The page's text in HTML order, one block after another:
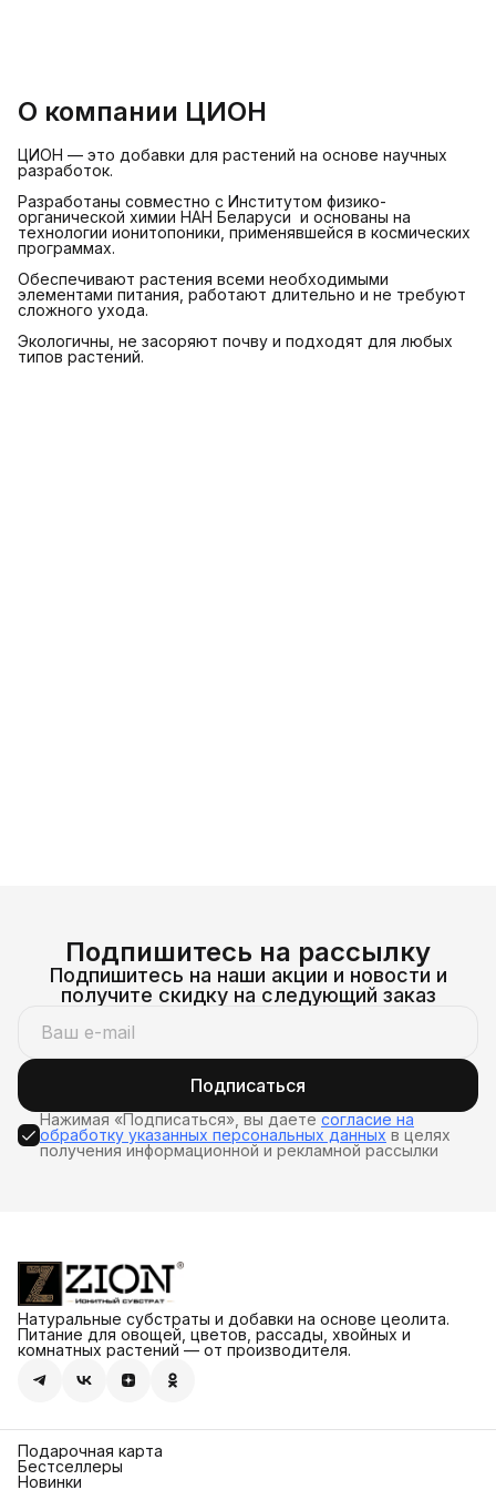
О компании ЦИОН
ЦИОН — это добавки для растений на основе научных
разработок.
Разработаны совместно с Институтом физико-
органической химии НАН Беларуси и основаны на
технологии ионитопоники, применявшейся в космических
программах.
Обеспечивают растения всеми необходимыми
элементами питания, работают длительно и не требуют
сложного ухода.
Экологичны, не засоряют почву и подходят для любых
типов растений.
Подпишитесь на рассылку
Подпишитесь на наши акции и новости и
получите скидку на следующий заказ
Подписаться
Нажимая «Подписаться», вы даете согласие на
обработку указанных персональных данных в целях
получения информационной и рекламной рассылки
Натуральные субстраты и добавки на основе цеолита.
Питание для овощей, цветов, рассады, хвойных и
комнатных растений — от производителя.
Подарочная карта
Бестселлеры
Новинки